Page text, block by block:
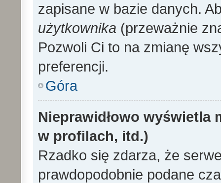
zapisane w bazie danych.
użytkownika (przeważnie
Pozwoli Ci to na zmianę
preferencji.
Góra
Nieprawidłowo wyświetla
w profilach, itd.)
Rzadko się zdarza, że
prawdopodobnie podane